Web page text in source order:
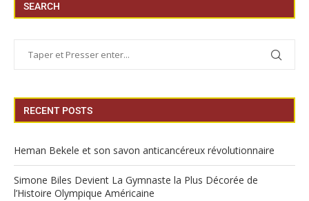
SEARCH
RECENT POSTS
Heman Bekele et son savon anticancéreux révolutionnaire
Simone Biles Devient La Gymnaste la Plus Décorée de
l’Histoire Olympique Américaine